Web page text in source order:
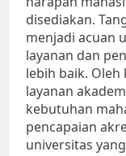
disediakan.
menjadi acuan
layanan dan
lebih baik.
layanan
kebutuhan
pencapaian
universitas